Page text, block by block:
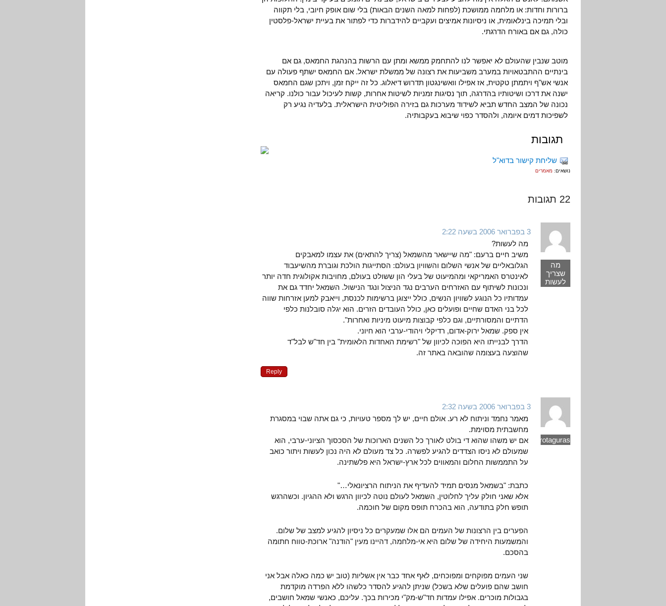
ברורות וחדות: או מלחמה ממושכת (לפחות למאה השנים הבאות) בלי שום אופק חיובי, בלי תקווה
ובלי תמיכה בינלאומית, או ניסיונות אמיצים ועקביים להידברות כדי לפתור את בעיית ישראל-פלסטין
כולה, גם אם באורח הדרגתי.
מוטב שנבין שהעולם לא יאפשר לנו להתחמק ממשא ומתן עם הרשות בהנהגת החמאס, גם אם
בינתיים ההתבטאויות במערב משביעות את רצונה של ממשלת ישראל. אם החמאס ישתף פעולה עם
אנשי אש"ף ויתמתן טקטית, אז אפילו וואשינגטון תדרוש דיאלוג. כל זה ייקח זמן, ויתכן שגם החמאס
ישנה את דרכו ושיטותיו בהדרגה, תוך נסיגות זמניות לשיטות אחרות, קשות לעיכול עבור כולנו. קריאה
נכונה של המצב החדש תביא לשידוד מערכות גם בזירה הפוליטית הישראלית. בלעדיה נגיע רק
לשפיכות דמים איומה, ולהסדר כפוי שיבוא בעקבותיה.
תגובות
שליחת קישור בדוא"ל
נושאים: מאמרים
22 תגובות
מה
שצריך
לעשות
3 בפברואר 2006 בשעה 2:22
מה לעשות?
משיב חיים ברעם: "מה שיישאר מהשמאל (צריך להתאים) את עצמו למאבקים
הגלובאליים של אנשי השלום והשוויון בעולם: הסתייגות הולכת וגוברת מהשיעבוד
לאינטרס האמריקאי ומהמיעוט של בעלי הון ששולט בעולם, מחויבות אקולוגית חדה יותר
ונכונות לשיתוף עם האזרחים הערבים נגד הניצול ונגד הנישול. השמאל יחדד גם את
עמדותיו כל הנוגע לשוויון הנשים, כולל ייצוגן ברשימות לכנסת, וייאבק למען אזרחות שווה
לכל בני האדם שחיים ופועלים כאן, כולל העובדים הזרים. הוא יגלה סובלנות כלפי
הדתיים והמסורתיים, וגם כלפי קבוצות מיעוט מיניות ואחרות".
אין ספק. שמאל ירוק-אדום, רדיקלי ויהודי-ערבי הוא חיוני.
הדרך לבנייתו היא הפוכה לכיוון של "רשימת האחדות הלאומית" בין חד"ש לבל"ד
שהוצעה בעצומה שהובאה באתר זה.
Reply
protaguras
3 בפברואר 2006 בשעה 2:32
מאמר נחמד וניתוח לא רע. אולם חיים, יש לך מספר טעויות, כי גם אתה שבוי במסגרת
מחשבתית מסוימת.
אם יש משהו שהוא די בולט לאורך כל השנים הארוכות של הסכסוך הציוני-ערבי, הוא
שמעולם לא ניסו הצדדים להגיע לפשרה. כל צד מעולם לא היה נכון לעשות ויתור כואב
על התממשות החלום והמאווים לכל ארץ-ישראל היא פלשתינה.
כתבת: "בשמאל מנסים תמיד להעדיף את הניתוח הרציונאלי…"
אלא שאני חולק עליך לחלוטין, השמאל לעולם נוטה לכיוון הרגש ולא ההגיון. וכשהרגש
תופש חלק בתודעה, הוא בהכרח תופס מקום של חוכמה.
הפערים בין הרצונות של העמים הם אלו שמעקרים כל ניסיון להגיע למצב של שלום.
והמשמעות היחידה של שלום היא אי-מלחמה, דהיינו מעין "הודנה" ארוכת-טווח חתומה
בהסכם.
שני העמים מפוקחים ומפוכחים, לאף אחד כבר אין אשליות (טוב יש כמה כאלה אבל אני
חושב שהם פועלים שלא בשכל) שניתן להגיע להסדר כלשהו ללא הפרדה מוקדמת
בגבולות מוכרים. אפילו עמדות חד"ש-מק"י מכירות בכך. עליכם, כאנשי שמאל חושבים,